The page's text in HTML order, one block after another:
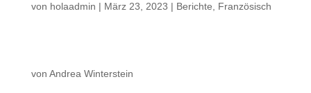
von holaadmin | März 23, 2023 | Berichte Französisch
von Andrea Winterstein